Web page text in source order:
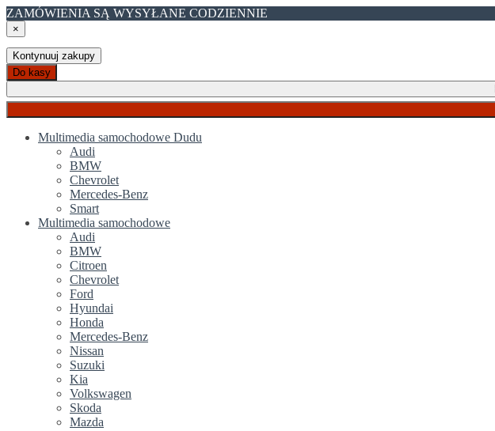
ZAMÓWIENIA SĄ WYSYŁANE CODZIENNIE
×
Kontynuuj zakupy
Do kasy
Multimedia samochodowe Dudu
Audi
BMW
Chevrolet
Mercedes-Benz
Smart
Multimedia samochodowe
Audi
BMW
Citroen
Chevrolet
Ford
Hyundai
Honda
Mercedes-Benz
Nissan
Suzuki
Kia
Volkswagen
Skoda
Mazda